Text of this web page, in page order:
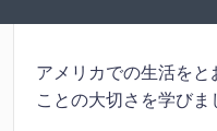
アメリカでの生活をと
ことの大切さを学びま